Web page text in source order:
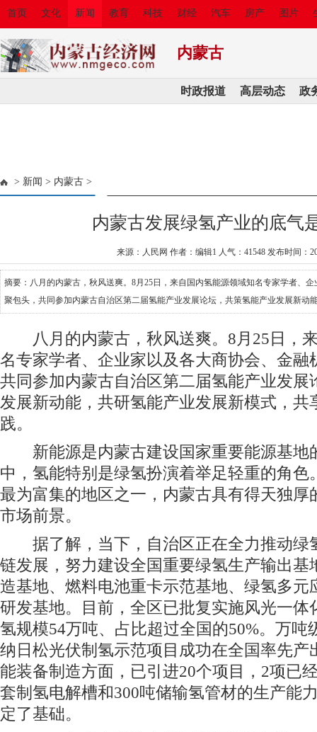
首页 文化 新闻 教育 科技 财经 汽车 房产 图片
内蒙古
时政报道 高层动态 政
> 新闻 > 内蒙古 >
内蒙古发展绿氢产业的底气
来源：人民网 作者：编辑1 人气：41548 发布时间：
摘要：八月的内蒙古，秋风送爽。8月25日，来自国内氢能源领域知名专家学者、
聚包头，共同参加内蒙古自治区第二届氢能产业发展论坛，共策氢能产业发展新动
八月的内蒙古，秋风送爽。8月25日，
名专家学者、企业家以及各大商协会、金融
共同参加内蒙古自治区第二届氢能产业发展
发展新动能，共研氢能产业发展新模式，共
践。
新能源是内蒙古建设国家重要能源基地
中，氢能特别是绿氢扮演着举足轻重的角色
最为富集的地区之一，内蒙古具有得天独厚
市场前景。
据了解，当下，自治区正在全力推动绿
链发展，努力建设全国重要绿氢生产输出基
造基地、燃料电池重卡示范基地、绿氢多元
研发基地。目前，全区已批复实施风光一体
氢规模54万吨、占比超过全国的50%。万吨
纳日松光伏制氢示范项目成功在全国率先产
能装备制造方面，已引进20个项目，2项已
套制氢电解槽和300吨储输氢管材的生产能
定了基础。